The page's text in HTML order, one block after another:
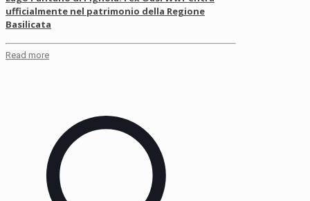
ufficialmente nel patrimonio della Regione
Basilicata
Read more